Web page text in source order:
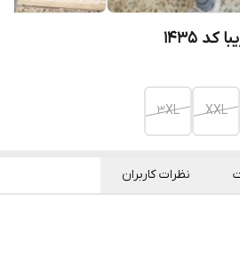
۱۴۳۵
XXL
3XL
نظرات کاربران